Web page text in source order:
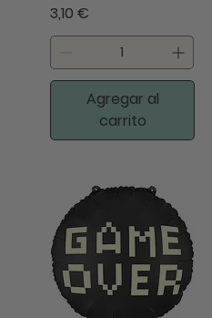
Precio
3,10 €
Agregar al
carrito